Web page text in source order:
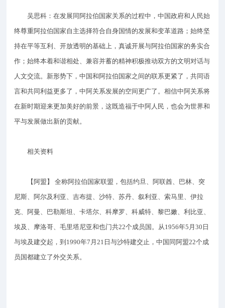
吴思科：在发展同阿拉伯国家关系的过程中，中国政府和人民始
终尊重阿拉伯国家自主选择符合自身国情的发展和变革道路；始终坚
持在平等互利、开放透明的基础上，真诚开展与阿拉伯国家的务实合
作；始终本着和谐相处、兼容并蓄的精神积极推动双方的文明对话与
人文交流。新形势下，中国和阿拉伯国家之间的联系更紧了，共同语
言和共同利益更多了，中阿关系发展的空间更广了。相信中阿关系将
在新时期迎来更加美好的前景，这既造福于中阿人民，也会为世界和
平与发展做出新的贡献。
相关资料
【阿盟】 全称阿拉伯国家联盟，包括约旦、阿联酋、巴林、突
尼斯、阿尔及利亚、吉布提、沙特、苏丹、叙利亚、索马里、伊拉
克、阿曼、巴勒斯坦、卡塔尔、科摩罗、科威特、黎巴嫩、利比亚、
埃及、摩洛哥、毛里塔尼亚和也门共22个成员国。从1956年5月30日
与埃及建交起，到1990年7月21日与沙特建交止，中国同阿盟22个成
员国都建立了外交关系。